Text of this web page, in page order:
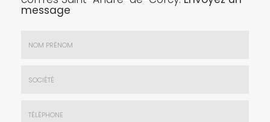
message